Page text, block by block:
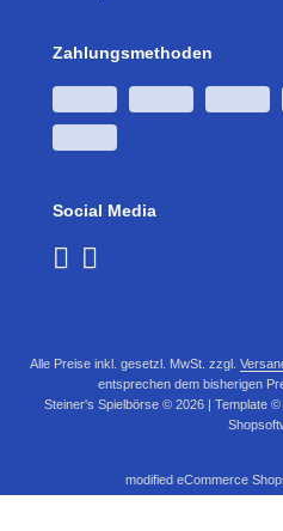
Zahlungsmethoden
Social Media
Alle Preise inkl. gesetzl. MwSt. zzgl.
entsprechen dem bisherigen
Steiner's Spielbörse © 2026 | Template
modified eCommerce